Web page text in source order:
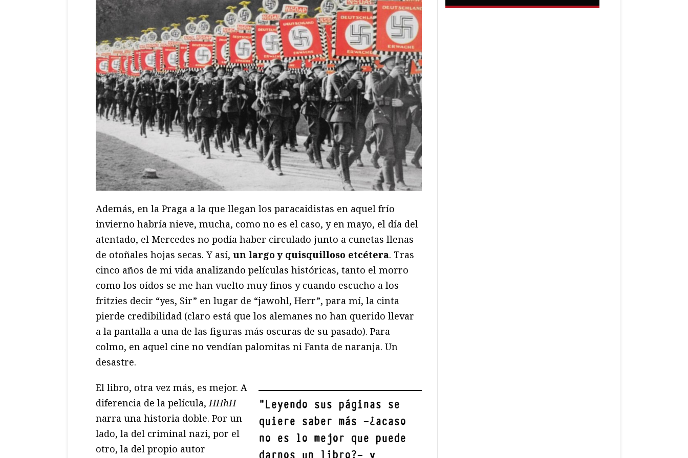
Además, en la Praga a la que llegan los paracaidistas en aquel frío
invierno habría nieve, mucha, como no es el caso, y en mayo, el día del
atentado, el Mercedes no podía haber circulado junto a cunetas llenas
de otoñales hojas secas. Y así, un largo y quisquilloso etcétera. Tras
cinco años de mi vida analizando películas históricas, tanto el morro
como los oídos se me han vuelto muy finos y cuando escucho a los
fritzies decir “yes, Sir” en lugar de “jawohl, Herr”, para mí, la cinta
pierde credibilidad (claro está que los alemanes no han querido llevar
a la pantalla a una de las figuras más oscuras de su pasado). Para
colmo, en aquel cine no vendían palomitas ni Fanta de naranja. Un
desastre.
"Leyendo sus páginas se
quiere saber más —¿acaso
no es lo mejor que puede
El libro, otra vez más, es mejor. A
diferencia de la película,HHhH
narra una historia doble. Por un
lado, la del criminal nazi, por el
otro, la del propio autor